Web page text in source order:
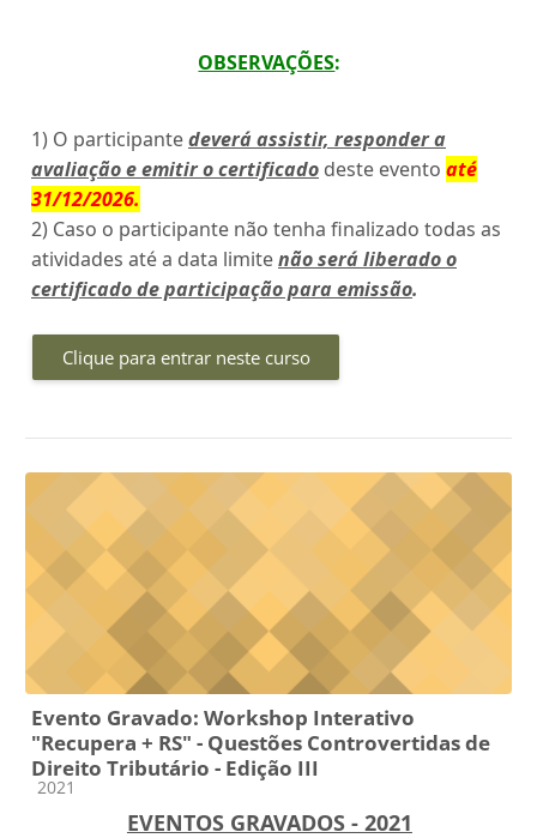
OBSERVAÇÕES:
1) O participantedeverá assistir, responder a
avaliação e emitir o certificado deste evento até
31/12/2026.
2) Caso o participante não tenha finalizado todas as
atividades até a data limitenão será liberado o
certificado de participação para emissão.
Clique para entrar neste curso
Evento Gravado: Workshop Interativo
"Recupera + RS" - Questões Controvertidas de
Direito Tributário - Edição III
Categoria do curso
2021
EVENTOS GRAVADOS - 2021